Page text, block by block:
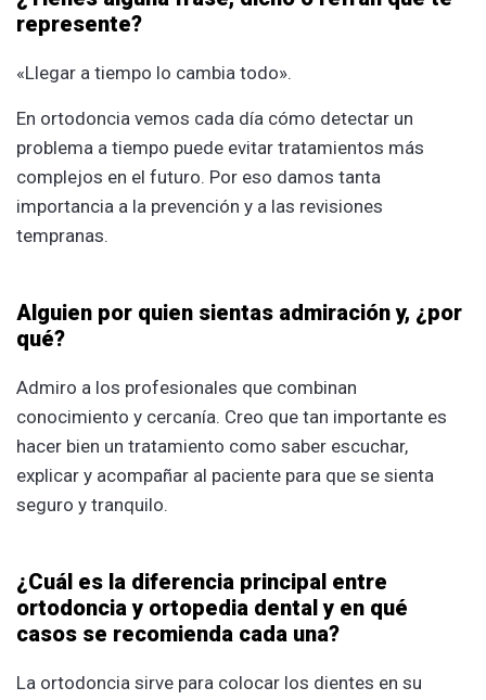
represente?
«Llegar a tiempo lo cambia todo».
En ortodoncia vemos cada día cómo detectar un
problema a tiempo puede evitar tratamientos más
complejos en el futuro. Por eso damos tanta
importancia a la prevención y a las revisiones
tempranas.
Alguien por quien sientas admiración y, ¿por
qué?
Admiro a los profesionales que combinan
conocimiento y cercanía. Creo que tan importante es
hacer bien un tratamiento como saber escuchar,
explicar y acompañar al paciente para que se sienta
seguro y tranquilo.
¿Cuál es la diferencia principal entre
ortodoncia y ortopedia dental y en qué
casos se recomienda cada una?
La ortodoncia sirve para colocar los dientes en su